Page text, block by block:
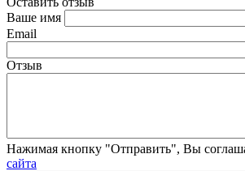
Ваше имя
Email
Отзыв
Нажимая кнопку "Отправить", Вы
сайта